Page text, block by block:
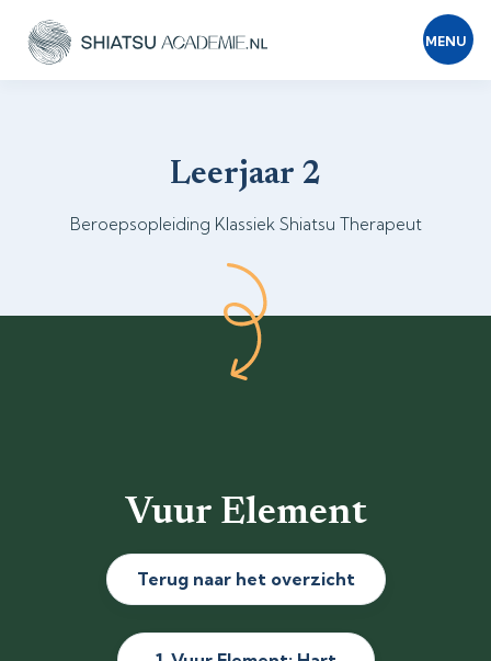
MENU
Leerjaar 2
Beroepsopleiding Klassiek Shiatsu Therapeut
Vuur Element
Terug naar het overzicht